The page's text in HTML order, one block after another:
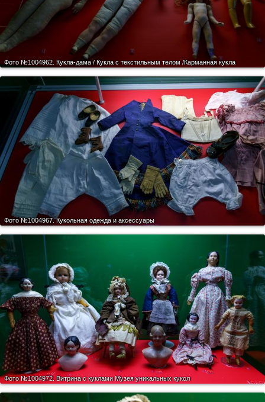
Фото №1004962. Кукла-дама / Кукла с текстильным телом /Карманная кукла
Фото №1004967.Кукольная одежда и аксессуары
Фото №1004972. Витрина с куклами Музея уникальных кукол